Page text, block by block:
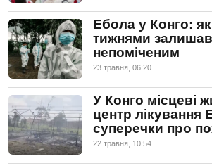
Ебола у Конго:
тижнями
непоміченим
23 травня, 06:20
У Конго місцеві
центр лікування
суперечки про
22 травня, 10:54